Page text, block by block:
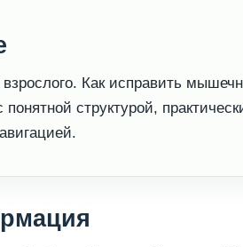
Как исправить
структурой,